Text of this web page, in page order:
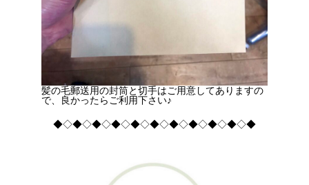
髪の毛郵送用の封筒と切手はご用意してありますの
で、良かったらご利用下さい♪
◆◇◆◇◆◇◆◇◆◇◆◇◆◇◆◇◆◇◆◇◆